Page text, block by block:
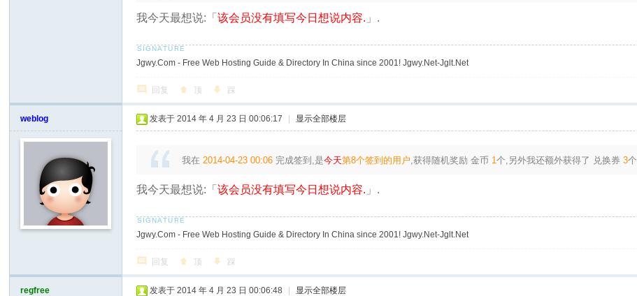
我今天最想说:「该会员没有填写今日想说内容. 」.
Jgwy.Com - Free Web Hosting Guide & Directory In China since 2001! Jgwy.Net-Jglt.Net
回复 顶 踩
weblog 发表于 2014 年 4 月 23 日 00:06:17 显示全部楼层
我在 2014-04-23 00:06 完成签到,是今天第8个签到的用户,获得随机奖励金币 1个,另外我还额外获得了 兑换券3个
我今天最想说:「该会员没有填写今日想说内容. 」.
Jgwy.Com - Free Web Hosting Guide & Directory In China since 2001! Jgwy.Net-Jglt.Net
回复 顶 踩
regfree 发表于 2014 年 4 月 23 日 00:06:48 显示全部楼层